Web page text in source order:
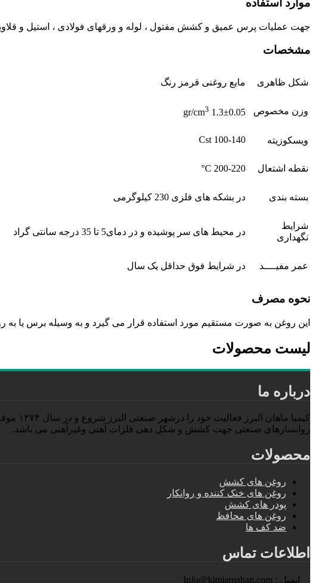
موارد استفاده
جهت عملیات پرس عمیق و کشش مفتول ، لوله و ورقهای فولادی ، استیل و
مشخصات
شکل ظاهری مایع روغنی قرمز رنگ
وزن مخصوص 1.3±0.05 gr/cm
3
ویسکوزیته 100-140 Cst
نقطه اشتعال 200-220 C°
بسته بندی در بشکه های فلزی 230 کیلوگرمی
شرايط
نگهداری
در محیط های سر پوشیده و در دمای5 تا 35 درجه سانتی گراد
عمر مفيــــد در شرایط فوق حداقل یک سال
نحوه مصرف
این روغن به صورت مستقیم مورد استفاده قرار می گیرد و به وسیله برس
لیست محصولات
درباره ما
روانسازهای صنعتی جهت کشش و شکل دهی فلزات آهنی وغیرآهنی می باشد.
محصولات
روغن های کشش
روغن های خنک کننده و روانکار
پودر های کشش
روغن های محافظ
ضد کف ها
اطلاعات تماس
Info@kimiamahan.com : ایمیل